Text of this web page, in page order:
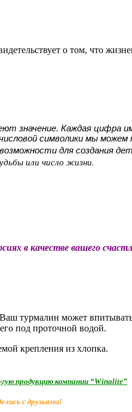
о том, что
значение. Каждая
символики мы
для создания
или число жизни.
в качестве вашего
турмалин может
под проточной водой.
крепления из хлопка.
продукцию компании “Winalite”
с друзьями!